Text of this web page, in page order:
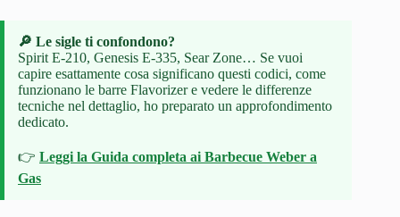
🔎 Le sigle ti confondono?
Spirit E-210, Genesis E-335, Sear Zone… Se vuoi
capire esattamente cosa significano questi codici, come
funzionano le barre Flavorizer e vedere le differenze
tecniche nel dettaglio, ho preparato un approfondimento
dedicato.
👉 Leggi la Guida completa ai Barbecue Weber a
Gas